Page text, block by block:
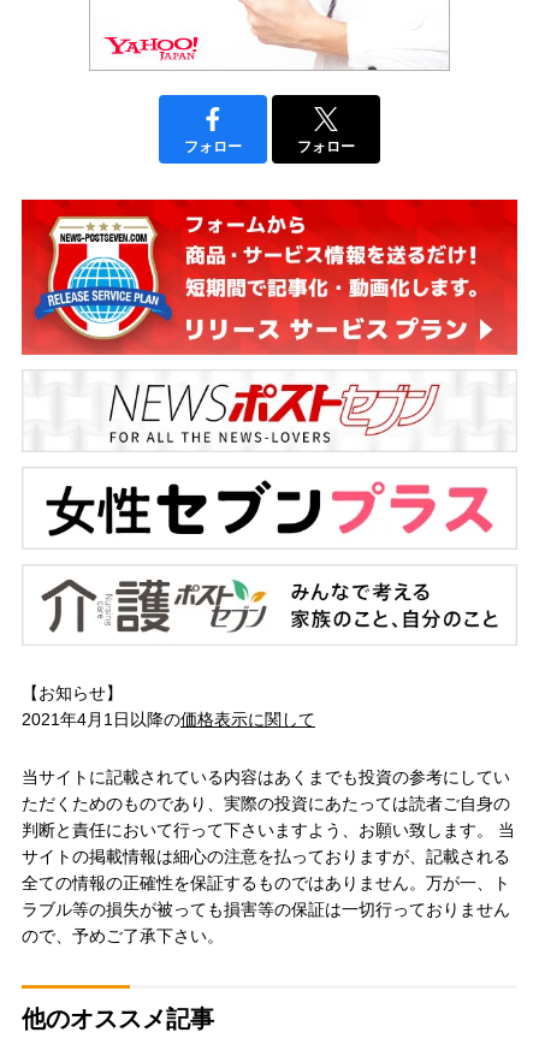
フォロー フォロー
【お知らせ】
2021年4月1日以降の価格表示に関して
当サイトに記載されている内容はあくまでも投資の参考にしてい
ただくためのものであり、実際の投資にあたっては読者ご自身の
判断と責任において行って下さいますよう、お願い致します。 当
サイトの掲載情報は細心の注意を払っておりますが、記載される
全ての情報の正確性を保証するものではありません。万が一、ト
ラブル等の損失が被っても損害等の保証は一切行っておりません
ので、予めご了承下さい。
他のオススメ記事